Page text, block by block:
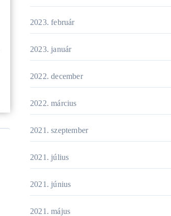
2023. február
2023. január
2022. december
2022. március
2021. szeptember
2021. július
2021. június
2021. május